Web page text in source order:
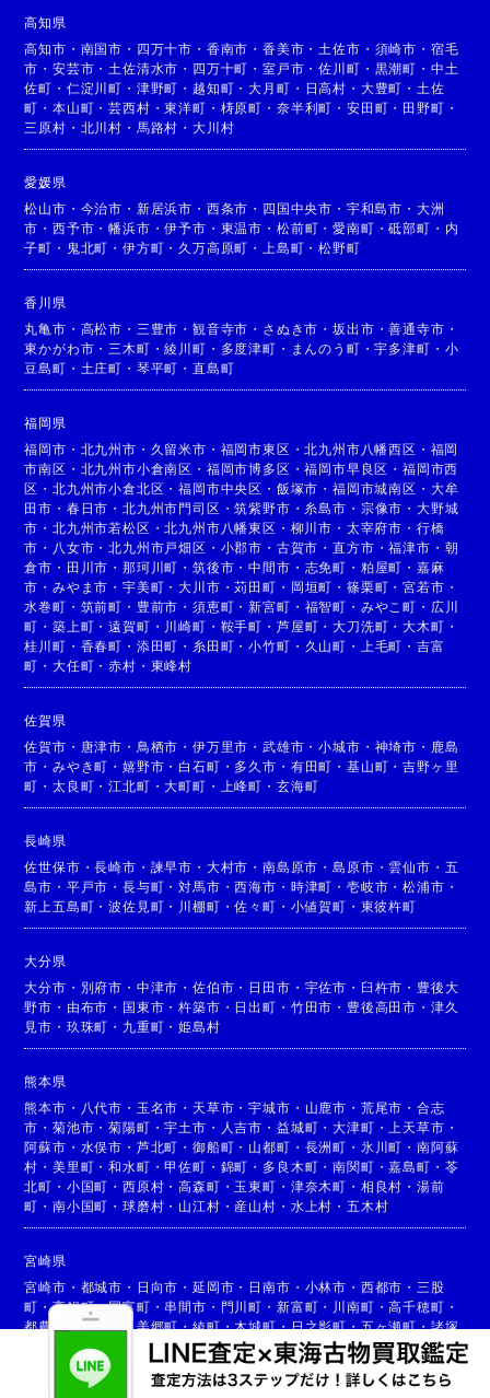
高知県
高知市 ・ 南国市 ・ 四万十市 ・ 香南市 ・香美市 ・ 土佐市 ・ 須崎市 ・ 宿毛
市 ・安芸市 ・ 土佐清水市 ・ 四万十町 ・室戸市 ・佐川町 ・ 黒潮町 ・ 中土
佐町 ・ 仁淀川町 ・ 津野町 ・ 越知町 ・大月町 ・ 日高村 ・ 大豊町 ・ 土佐
町 ・本山町 ・芸西村 ・東洋町 ・ 梼原町 ・ 奈半利町 ・ 安田町 ・ 田野町 ・
三原村 ・ 北川村 ・ 馬路村 ・大川村
愛媛県
松山市 ・ 今治市 ・ 新居浜市 ・ 西条市 ・ 四国中央市 ・ 宇和島市 ・ 大洲
市 ・西予市 ・幡浜市 ・伊予市 ・ 東温市 ・ 松前町 ・愛南町 ・砥部町 ・ 内
子町 ・ 鬼北町 ・伊方町 ・ 久万高原町 ・ 上島町 ・松野町
香川県
丸亀市 ・ 高松市 ・ 三豊市 ・観音寺市 ・ さぬき市 ・坂出市 ・善通寺市 ・
東かがわ市 ・ 三木町 ・綾川町 ・ 多度津町 ・ まんのう町 ・宇多津町 ・ 小
豆島町 ・ 土庄町 ・ 琴平町 ・直島町
福岡県
福岡市 ・ 北九州市 ・ 久留米市 ・ 福岡市東区 ・北九州市八幡西区 ・ 福岡
市南区 ・ 北九州市小倉南区 ・ 福岡市博多区 ・福岡市早良区 ・福岡市西
区 ・北九州市小倉北区 ・福岡市中央区 ・ 飯塚市 ・福岡市城南区 ・ 大牟
田市 ・ 春日市 ・北九州市門司区 ・筑紫野市 ・ 糸島市 ・ 宗像市 ・ 大野城
市 ・北九州市若松区 ・北九州市八幡東区 ・ 柳川市 ・ 太宰府市 ・ 行橋
市 ・ 八女市 ・北九州市戸畑区 ・ 小郡市 ・ 古賀市 ・直方市 ・福津市 ・ 朝
倉市 ・ 田川市 ・那珂川町 ・筑後市 ・中間市 ・ 志免町 ・ 粕屋町 ・ 嘉麻
市 ・みやま市 ・宇美町 ・大川市 ・苅田町 ・ 岡垣町 ・ 篠栗町 ・宮若市 ・
水巻町 ・ 筑前町 ・ 豊前市 ・須恵町 ・新宮町 ・ 福智町 ・ みやこ町 ・ 広川
町 ・築上町 ・遠賀町 ・ 川崎町 ・ 鞍手町 ・ 芦屋町 ・大刀洗町 ・大木町 ・
桂川町 ・ 香春町 ・ 添田町 ・ 糸田町 ・小竹町 ・ 久山町 ・ 上毛町 ・ 吉富
町 ・大任町 ・赤村 ・ 東峰村
佐賀県
佐賀市 ・ 唐津市 ・ 鳥栖市 ・伊万里市 ・武雄市 ・小城市 ・ 神埼市 ・ 鹿島
市 ・みやき町 ・嬉野市 ・ 白石町 ・ 多久市 ・ 有田町 ・ 基山町 ・吉野ヶ里
町 ・太良町 ・江北町 ・大町町 ・ 上峰町 ・ 玄海町
長崎県
佐世保市 ・長崎市 ・ 諫早市 ・ 大村市 ・南島原市 ・島原市 ・ 雲仙市 ・ 五
島市 ・ 平戸市 ・長与町 ・対馬市 ・西海市 ・ 時津町 ・ 壱岐市 ・松浦市 ・
新上五島町 ・波佐見町 ・ 川棚町 ・佐々町 ・ 小値賀町 ・ 東彼杵町
大分県
大分市 ・ 別府市 ・ 中津市 ・佐伯市 ・ 日田市 ・ 宇佐市 ・ 臼杵市 ・ 豊後大
野市 ・ 由布市 ・ 国東市 ・杵築市 ・ 日出町 ・ 竹田市 ・ 豊後高田市 ・ 津久
見市 ・ 玖珠町 ・ 九重町 ・姫島村
熊本県
熊本市 ・ 八代市 ・ 玉名市 ・ 天草市 ・宇城市 ・ 山鹿市 ・ 荒尾市 ・ 合志
市 ・菊池市 ・菊陽町 ・宇土市 ・ 人吉市 ・ 益城町 ・大津町 ・ 上天草市 ・
阿蘇市 ・ 水俣市 ・ 芦北町 ・御船町 ・ 山都町 ・ 長洲町 ・ 氷川町 ・ 南阿蘇
村 ・美里町 ・和水町 ・甲佐町 ・ 錦町 ・ 多良木町 ・南関町 ・嘉島町 ・ 苓
北町 ・ 小国町 ・西原村 ・高森町 ・ 玉東町 ・ 津奈木町 ・ 相良村 ・ 湯前
町 ・南小国町 ・球磨村 ・ 山江村 ・ 産山村 ・ 水上村 ・ 五木村
宮崎県
宮崎市 ・ 都城市 ・ 日向市 ・延岡市 ・ 日南市 ・ 小林市 ・ 西都市 ・ 三股
町 ・高鍋町・国富町 ・ 串間市 ・ 門川町 ・ 新富町 ・ 川南町 ・高千穂町 ・
都農町
高原町 ・美郷町・綾町・木城町・日之影町・五ヶ瀬町・諸塚
椎葉村・ 西米良村